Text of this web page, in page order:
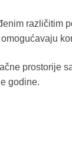
različitim
prostorije
godine.